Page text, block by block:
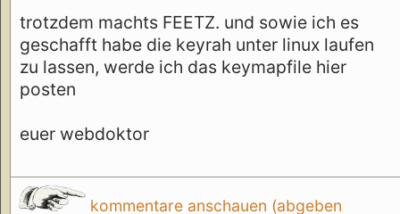
trotzdem machts FEETZ. und sowie ich es
geschafft habe die keyrah unter linux laufen
zu lassen, werde ich das keymapfile hier
posten
euer webdoktor
kommentare anschauen (abgeben